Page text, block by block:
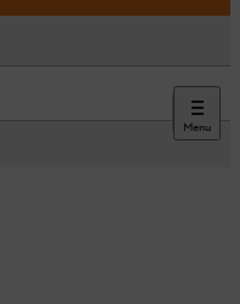
Menu